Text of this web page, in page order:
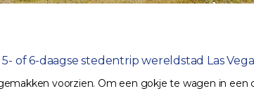
of 6-daagse stedentrip wereldstad Las
voorzien. Om een gokje te wagen in een